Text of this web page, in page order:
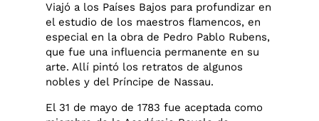
Viajó a los Países Bajos para profundizar en
el estudio de los maestros flamencos, en
especial en la obra de Pedro Pablo Rubens,
que fue una influencia permanente en su
arte. Allí pintó los retratos de algunos
nobles y del Príncipe de Nassau.
El 31 de mayo de 1783 fue aceptada como